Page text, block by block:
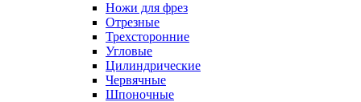
Ножи для фрез
Отрезные
Трехсторонние
Угловые
Цилиндрические
Червячные
Шпоночные